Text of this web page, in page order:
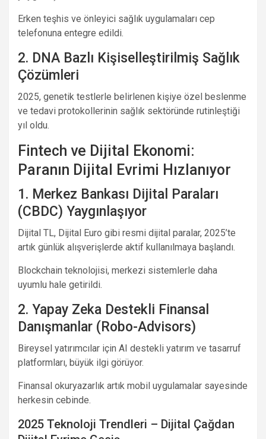
Erken teşhis ve önleyici sağlık uygulamaları cep
telefonuna entegre edildi.
2. DNA Bazlı Kişiselleştirilmiş Sağlık
Çözümleri
2025, genetik testlerle belirlenen kişiye özel beslenme
ve tedavi protokollerinin sağlık sektöründe rutinleştiği
yıl oldu.
Fintech ve Dijital Ekonomi:
Paranın Dijital Evrimi Hızlanıyor
1. Merkez Bankası Dijital Paraları
(CBDC) Yaygınlaşıyor
Dijital TL, Dijital Euro gibi resmi dijital paralar, 2025’te
artık günlük alışverişlerde aktif kullanılmaya başlandı.
Blockchain teknolojisi, merkezi sistemlerle daha
uyumlu hale getirildi.
2. Yapay Zeka Destekli Finansal
Danışmanlar (Robo-Advisors)
Bireysel yatırımcılar için AI destekli yatırım ve tasarruf
platformları, büyük ilgi görüyor.
Finansal okuryazarlık artık mobil uygulamalar sayesinde
herkesin cebinde.
2025 Teknoloji Trendleri – Dijital Çağdan